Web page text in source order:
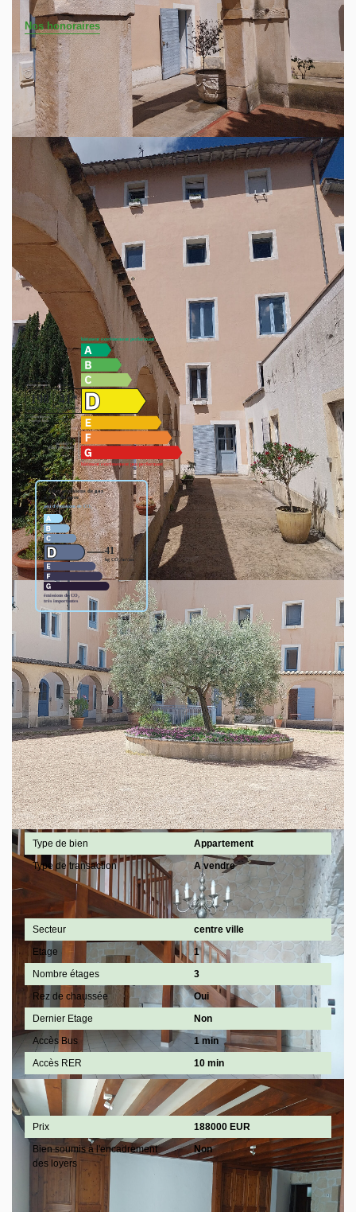
Nos honoraires
Dans un des bâtiments les plus emblématiques de
Condrieu, venez découvrir cet appartement atypique,
surprenant et singulier en duplex de 97 M² au rez de
chaussée, offrant un espace vie de 42 M² sous un plafond
à la française, une vaste mezzanine, une chambre, une
salle d'eau et un cellier /buanderie avec au-dessus, un
espace supplémentaire sous les voutes pour un bureau par
exemple ! Vous accédez à tous les commerces, écoles et
commodités à pied, tout en étant préservé des nuisances
sonores. Copropriété de 34 lots principaux, charges
annuelles de 1 600 € - Pour plus de renseignements ou
visite, vous pouvez contacter Christine au 06 48 76 11 60
Diagnostics énergétiques
Montant estimé des dépenses annuelles d'énergie pour un
usage standard entre 1780€ et 2460€. indexées aux années
2021,2022 et 2023 (abonnement compris).
Ce bien est soumis à un diagnostic ERP (État
des Risques et Pollutions). Pour en savoir plus,
rendez-vous surhttps://www.georisques.gouv.fr/
Général
Type de bien
Appartement
Type de transaction
A vendre
Localisation
Secteur
centre ville
Etage
1
Nombre étages
3
Rez de chaussée
Oui
Dernier Etage
Non
Accès Bus
1 min
Accès RER
10 min
Aspects financiers
Prix
188000 EUR
Bien soumis à l'encadrement
des loyers
Non
Copropriété